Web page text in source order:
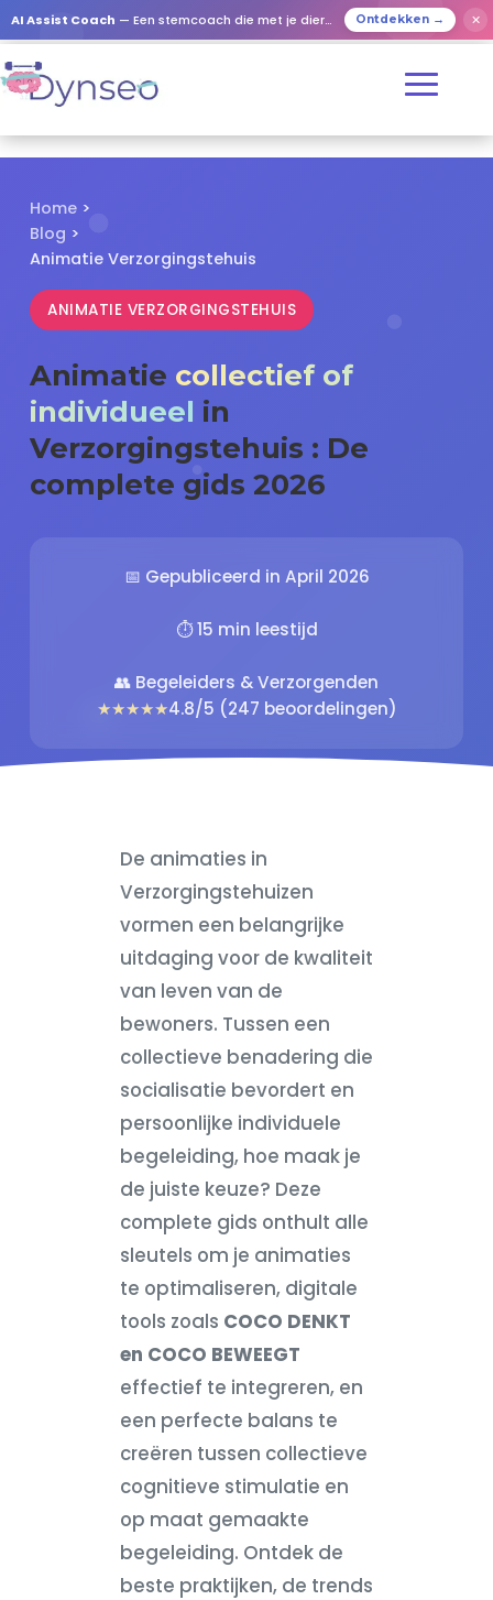
AI Assist Coach — Een stemcoach die met je dierbaren speelt Ontdekken → ✕
Home >
Blog >
Animatie Verzorgingstehuis
ANIMATIE VERZORGINGSTEHUIS
Animatie collectief of
individueel in
Verzorgingstehuis : De
complete gids 2026
📅 Gepubliceerd in April 2026
⏱️ 15 min leestijd
👥 Begeleiders & Verzorgenden
★★★★★4.8/5 (247 beoordelingen)
De animaties in
Verzorgingstehuizen
vormen een belangrijke
uitdaging voor de kwaliteit
van leven van de
bewoners. Tussen een
collectieve benadering die
socialisatie bevordert en
persoonlijke individuele
begeleiding, hoe maak je
de juiste keuze? Deze
complete gids onthult alle
sleutels om je animaties
te optimaliseren, digitale
tools zoals COCO DENKT
en COCO BEWEEGT
effectief te integreren, en
een perfecte balans te
creëren tussen collectieve
cognitieve stimulatie en
op maat gemaakte
begeleiding. Ontdek de
beste praktijken, de trends